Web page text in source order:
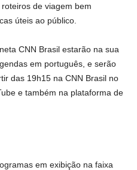
de viagem bem
úteis ao público.
CNN Brasil estarão na sua
em português, e serão
das 19h15 na CNN Brasil no
e também na plataforma de
em exibição na faixa